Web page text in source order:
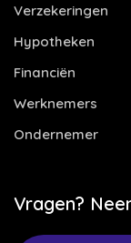
Verzekeringen
Hypotheken
Financiën
Werknemers
Ondernemer
Vragen?